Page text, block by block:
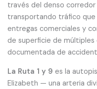
través del denso
transportando tráfico que
entregas comerciales y
de superficie de
documentada de
La Ruta 1 y 9 es la
Elizabeth — una arteria